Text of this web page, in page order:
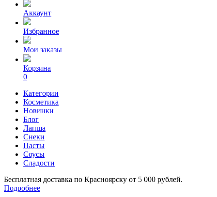
Аккаунт
Избранное
Мои заказы
Корзина
0
Категории
Косметика
Новинки
Блог
Лапша
Снеки
Пасты
Соусы
Сладости
Бесплатная доставка по Красноярску от 5 000 рублей.
Подробнее